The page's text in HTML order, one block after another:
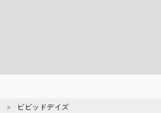
ビビッドデイズ